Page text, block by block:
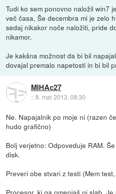
Tudi ko sem ponovno naložil win7
več časa, Še decembra mi je zelo
sedaj nikakor noče naložiti, pride
nikamor.
Je kakšna možnost da bi bil
dovajal premalo napetosti in bi bil
MIHAc27
::8. mar 2013, 08:30
Ne. Napajalnik po moje ni (razen
hudo grafično)
Bolj verjetno: Odpoveduje RAM.
disk.
Preveri obe stvari z testi (Mem
Procesor, ki ga omenjaš ni slab.